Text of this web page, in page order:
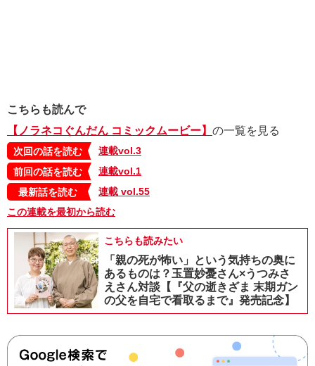
こちらも読んで
【ノラネコぐんだん コミックムービー】 の一覧を見る
次回の話を読む
連載vol.3
前回の話を読む
連載vol.1
最新話を読む
連載 vol.55
この連載を最初から読む
こちらも読みたい
「親の死が怖い」という気持ちの奥に
あるものは？玉置妙憂さん×うつみさ
えさん対談【『父の逝きざま 末期ガン
の父を自宅で看取るまで』発売記念】